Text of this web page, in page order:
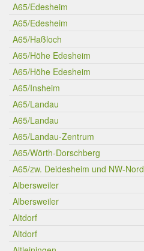
A65/Edesheim
A65/Edesheim
A65/Haßloch
A65/Höhe Edesheim
A65/Höhe Edesheim
A65/Insheim
A65/Landau
A65/Landau
A65/Landau-Zentrum
A65/Wörth-Dorschberg
A65/zw. Deidesheim und NW-Nord
Albersweiler
Albersweiler
Altdorf
Altdorf